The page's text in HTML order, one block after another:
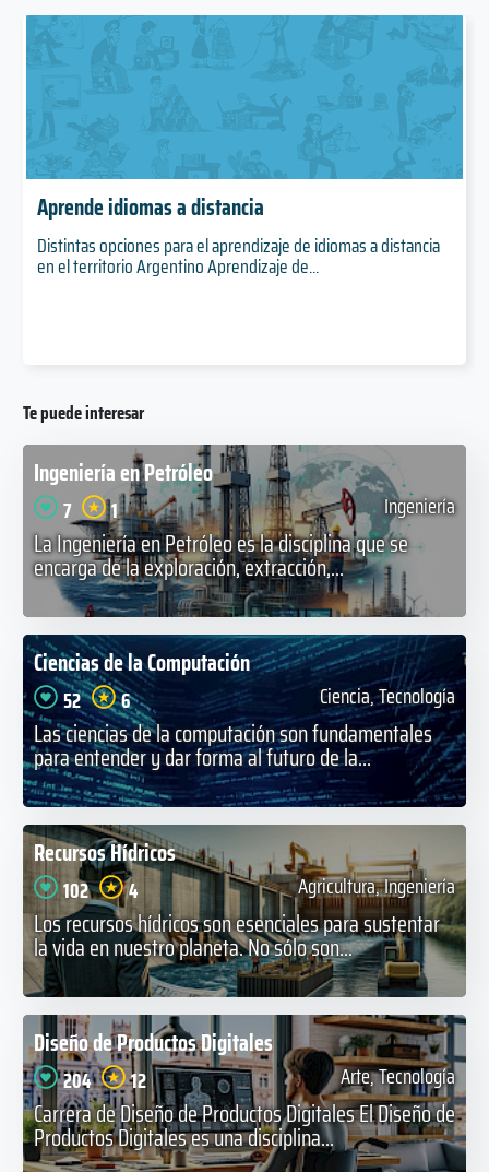
Aprende idiomas a distancia
Distintas opciones para el aprendizaje de idiomas a distancia
en el territorio Argentino Aprendizaje de...
Te puede interesar
Ingeniería en Petróleo
7 1 Ingeniería
La Ingeniería en Petróleo es la disciplina que se
encarga de la exploración, extracción,...
Ciencias de la Computación
52 6 Ciencia, Tecnología
Las ciencias de la computación son fundamentales
para entender y dar forma al futuro de la...
Recursos Hídricos
102 4 Agricultura, Ingeniería
Los recursos hídricos son esenciales para sustentar
la vida en nuestro planeta. No sólo son...
Diseño de Productos Digitales
204 12 Arte, Tecnología
Carrera de Diseño de Productos Digitales El Diseño de
Productos Digitales es una disciplina...